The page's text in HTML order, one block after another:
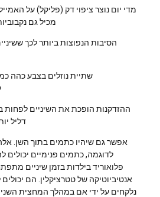
מדי יום נוצר ציפוי דק (פליקל) על
מכיל גם
הסיבות הנפוצות ביותר לכך
שתיית נוזלים בצבע כהה
ההזדקנות הופכת את השיניים לפחות
דליל
אפשר גם שיהיו כתמים בתוך השן.
לדוגמה, כתמים פנימיים יכולים
פלואוריד בילדות בזמן שיניים
אנטיביוטיקה של טטרציקלין. הם
נלקחים על ידי אם במהלך המחצית